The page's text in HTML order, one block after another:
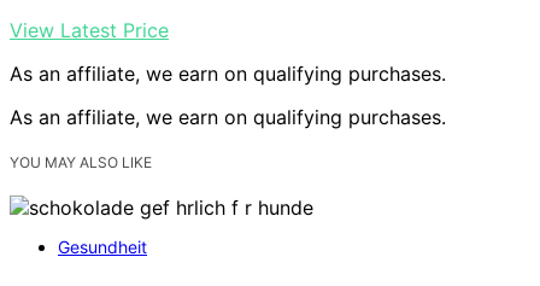
View Latest Price
As an affiliate, we earn on qualifying purchases.
As an affiliate, we earn on qualifying purchases.
YOU MAY ALSO LIKE
Gesundheit